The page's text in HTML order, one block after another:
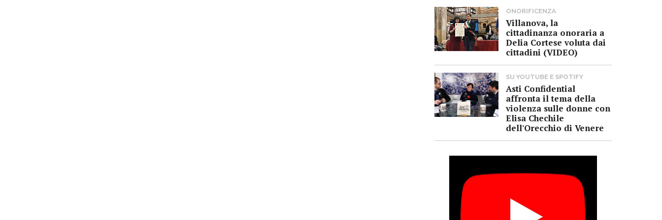
ONORIFICENZA
Villanova, la
cittadinanza onoraria a
Delia Cortese voluta dai
cittadini (VIDEO)
SU YOUTUBE E SPOTIFY
Asti Confidential
affronta il tema della
violenza sulle donne con
Elisa Chechile
dell'Orecchio di Venere